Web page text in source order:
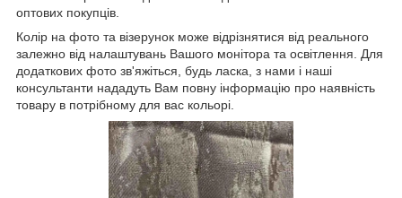
оптових покупців.
Колір на фото та візерунок може відрізнятися від реального
залежно від налаштувань Вашого монітора та освітлення. Для
додаткових фото зв'яжіться, будь ласка, з нами і наші
консультанти нададуть Вам повну інформацію про наявність
товару в потрібному для вас кольорі.